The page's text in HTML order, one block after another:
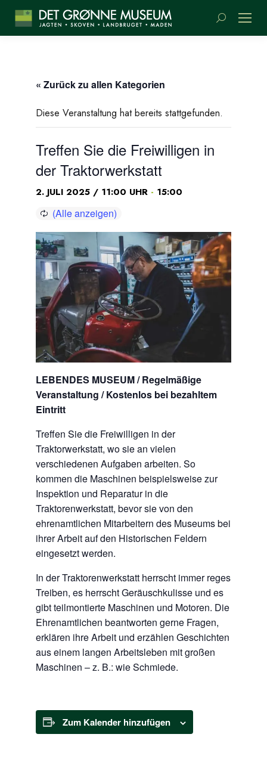
Suchen:
« Zurück zu allen Kategorien
Diese Veranstaltung hat bereits stattgefunden.
Treffen Sie die Freiwilligen in
der Traktorwerkstatt
2. JULI 2025 / 11:00 UHR - 15:00
LEBENDES MUSEUM / Regelmäßige
Veranstaltung / Kostenlos bei bezahltem
Eintritt
Treffen Sie die Freiwilligen in der
Traktorwerkstatt, wo sie an vielen
verschiedenen Aufgaben arbeiten. So
kommen die Maschinen beispielsweise zur
Inspektion und Reparatur in die
Traktorenwerkstatt, bevor sie von den
ehrenamtlichen Mitarbeitern des Museums bei
ihrer Arbeit auf den Historischen Feldern
eingesetzt werden.
In der Traktorenwerkstatt herrscht immer reges
Treiben, es herrscht Geräuschkulisse und es
gibt teilmontierte Maschinen und Motoren. Die
Ehrenamtlichen beantworten gerne Fragen,
erklären ihre Arbeit und erzählen Geschichten
aus einem langen Arbeitsleben mit großen
Maschinen – z. B.: wie Schmiede.
Zum Kalender hinzufügen